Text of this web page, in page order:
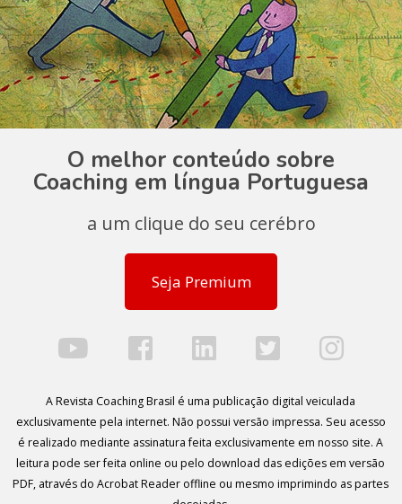
O melhor conteúdo sobre
Coaching em língua Portuguesa
a um clique do seu cerébro
Seja Premium
A Revista Coaching Brasil é uma publicação digital veiculada
exclusivamente pela internet. Não possui versão impressa. Seu acesso
é realizado mediante assinatura feita exclusivamente em nosso site. A
leitura pode ser feita online ou pelo download das edições em versão
PDF, através do Acrobat Reader offline ou mesmo imprimindo as partes